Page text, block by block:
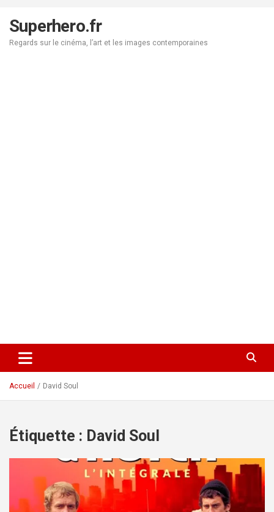
contenu
Superhero.fr
Regards sur le cinéma, l’art et les images contemporaines
Accueil David Soul
Étiquette : David Soul